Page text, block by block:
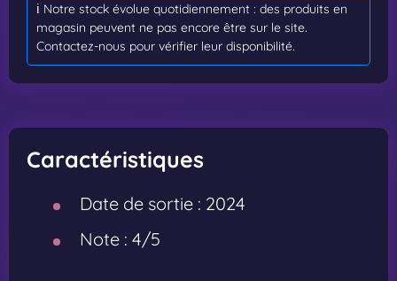
ℹ️ Notre stock évolue quotidiennement : des produits en
magasin peuvent ne pas encore être sur le site.
Contactez-nous pour vérifier leur disponibilité.
Caractéristiques
Date de sortie : 2024
Note : 4/5